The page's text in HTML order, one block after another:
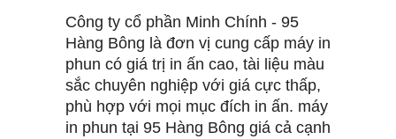
Công ty cổ phần Minh Chính - 95
Hàng Bông là đơn vị cung cấp máy in
phun có giá trị in ấn cao, tài liệu màu
sắc chuyên nghiệp với giá cực thấp,
phù hợp với mọi mục đích in ấn. máy
in phun tại 95 Hàng Bông giá cả cạnh